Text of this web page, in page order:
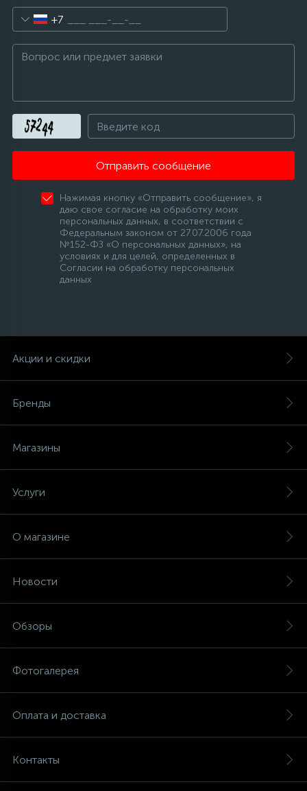
+7
Отправить сообщение
Нажимая кнопку «Отправить сообщение», я
даю свое согласие на обработку моих
персональных данных, в соответствии с
Федеральным законом от 27.07.2006 года
№152-ФЗ «О персональных данных», на
условиях и для целей, определенных в
Согласии на обработку персональных
данных
Акции и скидки
Бренды
Магазины
Услуги
О магазине
Новости
Обзоры
Фотогалерея
Оплата и доставка
Контакты